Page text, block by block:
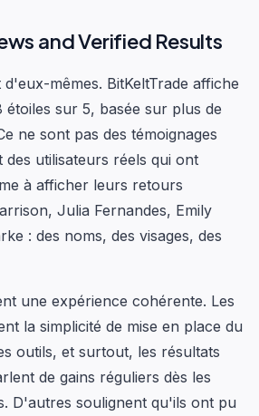
and Verified Results
mêmes. BitKeltTrade affiche
sur 5, basée sur plus de
ne sont pas des témoignages
des utilisateurs réels qui ont
à afficher leurs retours
Julia Fernandes, Emily
: des noms, des visages, des
une expérience cohérente. Les
la simplicité de mise en place du
outils, et surtout, les résultats
de gains réguliers dès les
D'autres soulignent qu'ils ont pu